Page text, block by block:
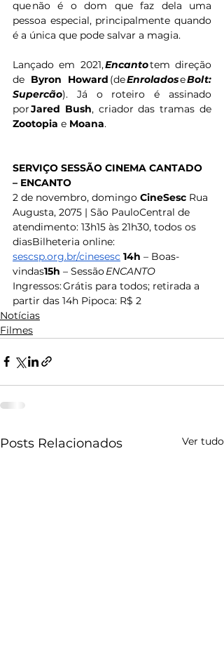
quenão é o dom que faz dela uma
pessoa especial, principalmente quando
é a única que pode salvar a magia.
Lançado em 2021, Encanto tem direção
de Byron Howard (de Enrolados e Bolt:
Supercão). Já o roteiro é assinado
por Jared Bush
Zootopia e Moana.
SERVIÇO SESSÃO CINEMA CANTADO
– ENCANTO
2 de novembro, domingo CineSesc Rua
Augusta, 2075 | São PauloCentral de
atendimento: 13h15 às 21h30, todos os
diasBilheteria online:
sescsp.org.br/cinesesc 14h – Boas-
vindas15h – Sessão ENCANTO
Ingressos: Grátis para todos; retirada a
partir das 14h Pipoca: R$ 2
Notícias
Filmes
Posts Relacionados Ver tudo